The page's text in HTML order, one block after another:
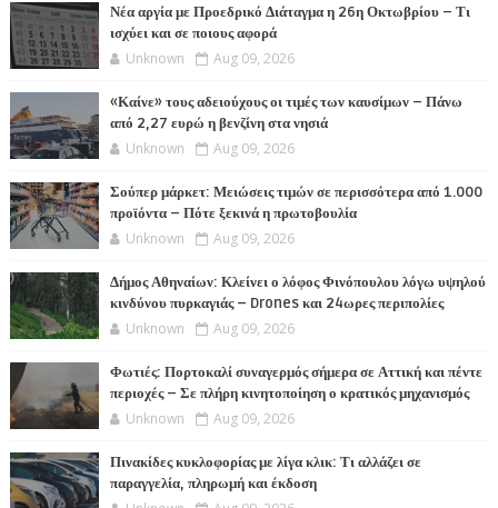
Νέα αργία με Προεδρικό Διάταγμα η 26η Οκτωβρίου – Τι
ισχύει και σε ποιους αφορά
Unknown Aug 09, 2026
«Καίνε» τους αδειούχους οι τιμές των καυσίμων – Πάνω
από 2,27 ευρώ η βενζίνη στα νησιά
Unknown Aug 09, 2026
Σούπερ μάρκετ: Μειώσεις τιμών σε περισσότερα από 1.000
προϊόντα – Πότε ξεκινά η πρωτοβουλία
Unknown Aug 09, 2026
Δήμος Αθηναίων: Κλείνει ο λόφος Φινόπουλου λόγω υψηλού
κινδύνου πυρκαγιάς – Drones και 24ωρες περιπολίες
Unknown Aug 09, 2026
Φωτιές: Πορτοκαλί συναγερμός σήμερα σε Αττική και πέντε
περιοχές – Σε πλήρη κινητοποίηση ο κρατικός μηχανισμός
Unknown Aug 09, 2026
Πινακίδες κυκλοφορίας με λίγα κλικ: Τι αλλάζει σε
παραγγελία, πληρωμή και έκδοση